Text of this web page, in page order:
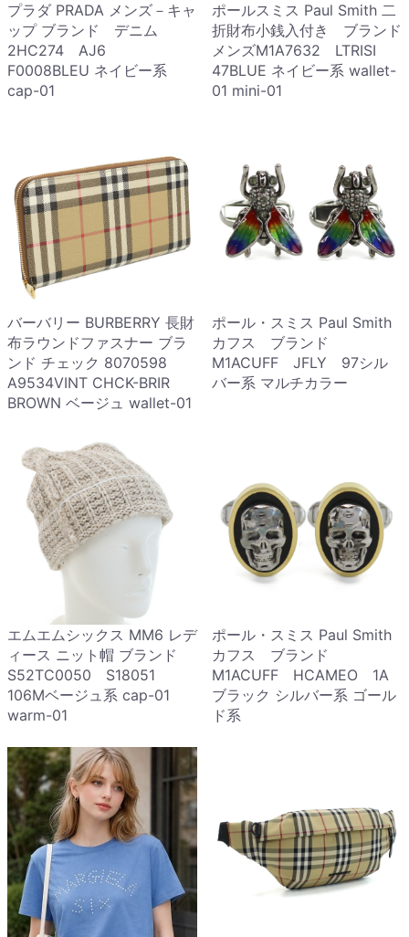
プラダ PRADA メンズ－キャ
ップ ブランド デニム
2HC274 AJ6
F0008BLEU ネイビー系
cap-01
ポールスミス Paul Smith 二
折財布小銭入付き ブランド
メンズM1A7632 LTRISI
47BLUE ネイビー系 wallet-
01 mini-01
バーバリー BURBERRY 長財
布ラウンドファスナー ブラ
ンド チェック 8070598
A9534VINT CHCK-BRIR
BROWN ベージュ wallet-01
ポール・スミス Paul Smith
カフス ブランド
M1ACUFF JFLY 97シル
バー系 マルチカラー
エムエムシックス MM6 レデ
ィース ニット帽 ブランド
S52TC0050 S18051
106Mベージュ系 cap-01
warm-01
ポール・スミス Paul Smith
カフス ブランド
M1ACUFF HCAMEO 1A
ブラック シルバー系 ゴール
ド系